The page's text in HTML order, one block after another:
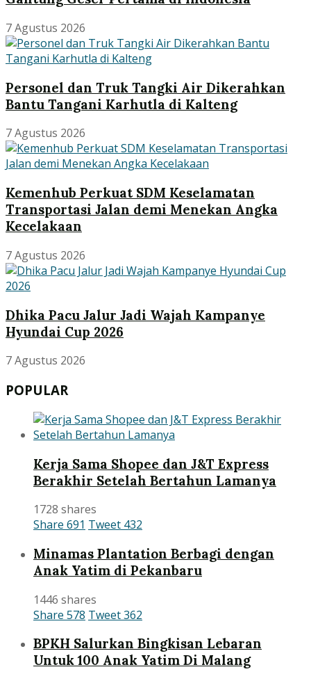
7 Agustus 2026
Personel dan Truk Tangki Air Dikerahkan
Bantu Tangani Karhutla di Kalteng
7 Agustus 2026
Kemenhub Perkuat SDM Keselamatan
Transportasi Jalan demi Menekan Angka
Kecelakaan
7 Agustus 2026
Dhika Pacu Jalur Jadi Wajah Kampanye
Hyundai Cup 2026
7 Agustus 2026
POPULAR
Kerja Sama Shopee dan J&T Express
Berakhir Setelah Bertahun Lamanya
1728 shares
Share 691 Tweet 432
Minamas Plantation Berbagi dengan
Anak Yatim di Pekanbaru
1446 shares
Share 578 Tweet362
BPKH Salurkan Bingkisan Lebaran
Untuk 100 Anak Yatim Di Malang